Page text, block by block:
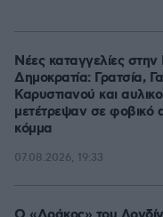
Νέες καταγγελίες στην
Δημοκρατία: Γρατσία,
Καρυστιανού και
μετέτρεψαν σε φοβικό
κόμμα
07.08.2026, 19:33